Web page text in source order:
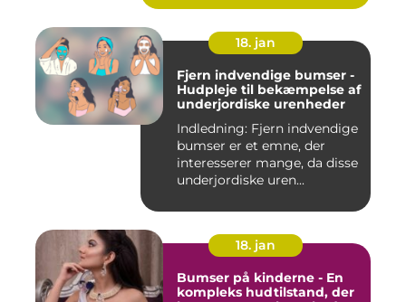
18. jan
Fjern indvendige bumser -
Hudpleje til bekæmpelse af
underjordiske urenheder
Indledning: Fjern indvendige
bumser er et emne, der
interesserer mange, da disse
underjordiske uren...
18. jan
Bumser på kinderne - En
kompleks hudtilstand, der